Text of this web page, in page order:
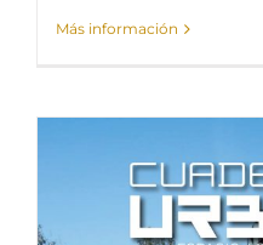
Más información